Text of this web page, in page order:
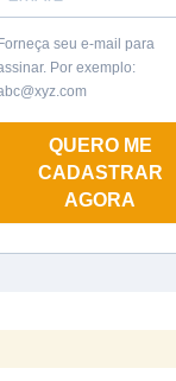
Forneça seu e-mail para
Por exemplo:
QUERO ME
CADASTRAR
AGORA